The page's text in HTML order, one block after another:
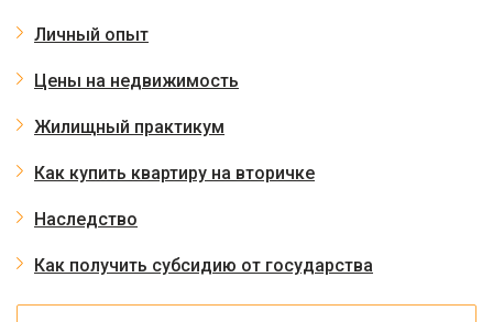
Личный опыт
Цены на недвижимость
Жилищный практикум
Как купить квартиру на вторичке
Наследство
Как получить субсидию от государства